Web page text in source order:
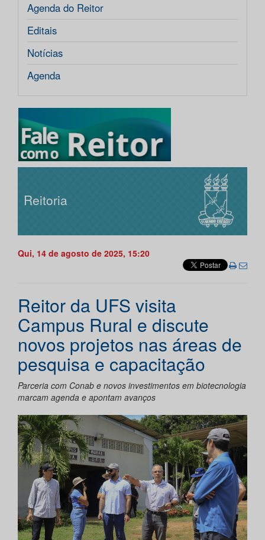
Agenda do Reitor
Editais
Notícias
Agenda
Reitoria
Qui, 14 de agosto de 2025, 15:20
Reitor da UFS visita
Campus Rural e discute
novos projetos nas áreas de
pesquisa e capacitação
Parceria com Conab e novos investimentos em biotecnologia
marcam agenda e apontam avanços